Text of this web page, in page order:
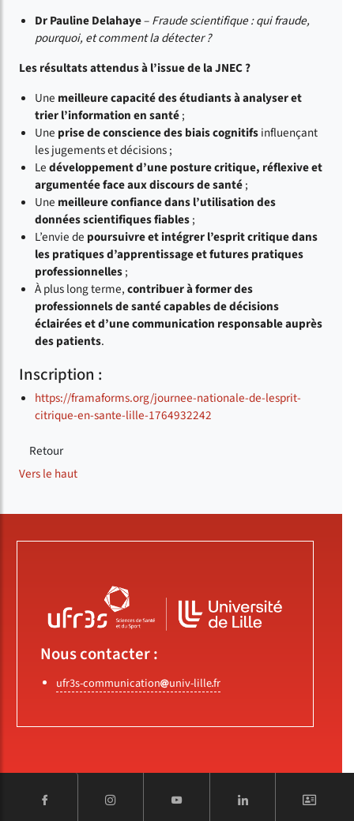
Dr Pauline Delahaye–Fraude scientifique : qui fraude,
pourquoi, et comment la détecter ?
Les résultats attendus à l’issue de la JNEC ?
Une meilleure capacité des étudiants à analyser et
trier l’information en santé;
Une prise de conscience des biais cognitifsinfluençant
les jugements et décisions ;
Ledéveloppement d’une posture critique, réflexive et
argumentée face aux discours de santé;
Une meilleure confiance dans l’utilisation des
données scientifiques fiables;
L’envie de poursuivre et intégrer l’esprit critique dans
les pratiques d’apprentissage et futures pratiques
professionnelles;
À plus long terme,contribuer à former des
professionnels de santé capables de décisions
éclairées et d’une communication responsable auprès
des patients.
Inscription :
https://framaforms.org/journee-nationale-de-lesprit-
citrique-en-sante-lille-1764932242
Retour
Vers le haut
Nous contacter :
ufr3s-communication univ-lillefr